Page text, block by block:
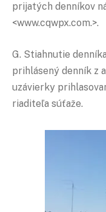
prijatých denníkov
<www.cqwpx.com.>.
G. Stiahnutie
prihlásený denník z
uzávierky
riaditeľa súťaže.